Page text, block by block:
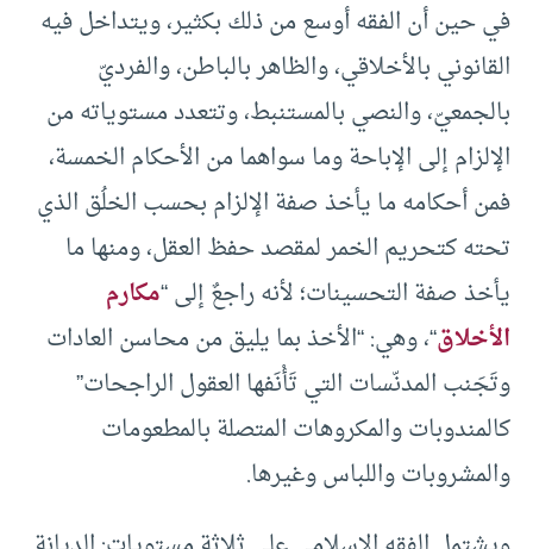
في حين أن الفقه أوسع من ذلك بكثير، ويتداخل فيه
القانوني بالأخلاقي، والظاهر بالباطن، والفرديّ
بالجمعيّ، والنصي بالمستنبط، وتتعدد مستوياته من
الإلزام إلى الإباحة وما سواهما من الأحكام الخمسة،
فمن أحكامه ما يأخذ صفة الإلزام بحسب الخلُق الذي
تحته كتحريم الخمر لمقصد حفظ العقل، ومنها ما
يأخذ صفة التحسينات؛ لأنه راجعٌ إلى “مكارم
الأخلاق“، وهي: “الأخذ بما يليق من محاسن العادات
وتَجَنب المدنّسات التي تَأْنَفها العقول الراجحات”
كالمندوبات والمكروهات المتصلة بالمطعومات
والمشروبات واللباس وغيرها.